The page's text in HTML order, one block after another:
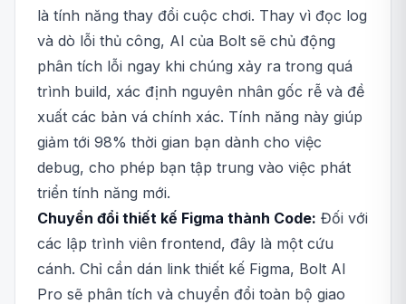
là tính năng thay đổi cuộc chơi. Thay vì đọc log
và dò lỗi thủ công, AI của Bolt sẽ chủ động
phân tích lỗi ngay khi chúng xảy ra trong quá
trình build, xác định nguyên nhân gốc rễ và đề
xuất các bản vá chính xác. Tính năng này giúp
giảm tới 98% thời gian bạn dành cho việc
debug, cho phép bạn tập trung vào việc phát
triển tính năng mới.
Chuyển đổi thiết kế Figma thành Code: Đối với
các lập trình viên frontend, đây là một cứu
cánh. Chỉ cần dán link thiết kế Figma, Bolt AI
Pro sẽ phân tích và chuyển đổi toàn bộ giao